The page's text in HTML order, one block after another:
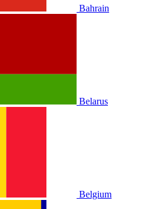
Bahrain
Belarus
Belgium